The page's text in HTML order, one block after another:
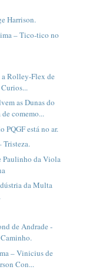
Harrison.
– Tico-tico no
Rolley-Flex de
as Dunas do
comemo...
PQGF está no ar.
Tristeza.
Paulinho da Viola
da Multa
de Andrade -
– Vinicius de
Con...